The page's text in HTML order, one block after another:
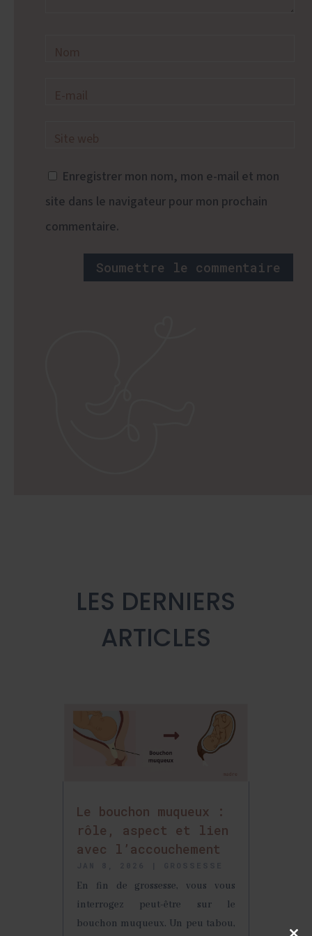
Enregistrer mon nom, mon e-mail et mon
site dans le navigateur pour mon prochain
commentaire.
Soumettre le commentaire
LES DERNIERS
ARTICLES
Le bouchon muqueux :
rôle, aspect et lien
avec l’accouchement
En fin de grossesse, vous vous
interrogez peut-être sur le
bouchon muqueux. Un peu tabou,